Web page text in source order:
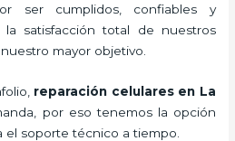
ser cumplidos, confiables y
satisfacción total de nuestros
mayor objetivo.
reparación celulares en La
por eso tenemos la opción
el soporte técnico a tiempo.